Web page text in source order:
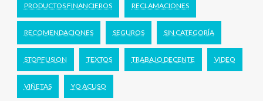
PRODUCTOS FINANCIEROS RECLAMACIONES
RECOMENDACIONES SEGUROS SIN CATEGORÍA
STOPFUSION TEXTOS TRABAJO DECENTE VIDEO
VIÑETAS YO ACUSO